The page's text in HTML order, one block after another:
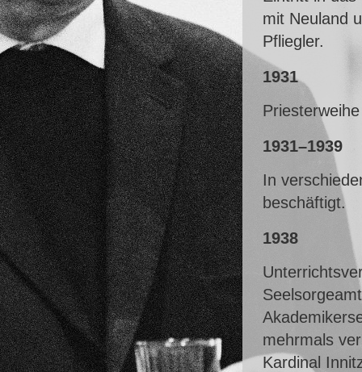
mit Neuland
Pfliegler.
1931
1931–1939
In
beschäftigt.
1938
mehrmals
Kardinal